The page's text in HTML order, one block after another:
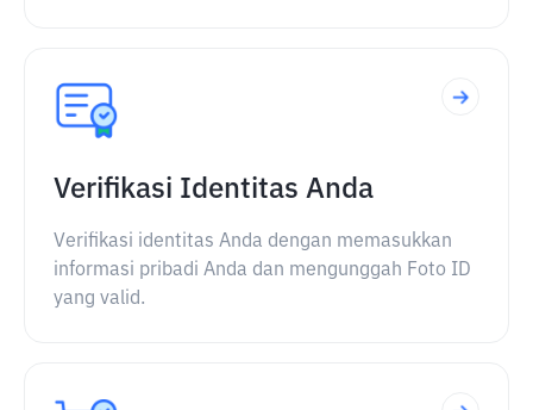
Verifikasi Identitas Anda
Verifikasi identitas Anda dengan memasukkan
informasi pribadi Anda dan mengunggah Foto ID
yang valid.